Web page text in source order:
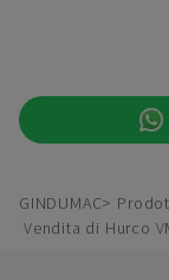
GINDUMAC
Vendita di Hurco